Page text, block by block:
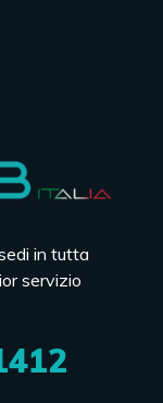
in tutta
servizio